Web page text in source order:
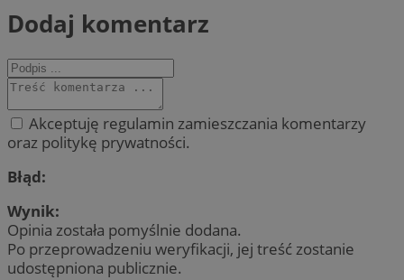
Dodaj komentarz
Akceptuję regulamin zamieszczania komentarzy
oraz politykę prywatności.
Błąd:
Wynik:
Opinia została pomyślnie dodana.
Po przeprowadzeniu weryfikacji, jej treść zostanie
udostępniona publicznie.